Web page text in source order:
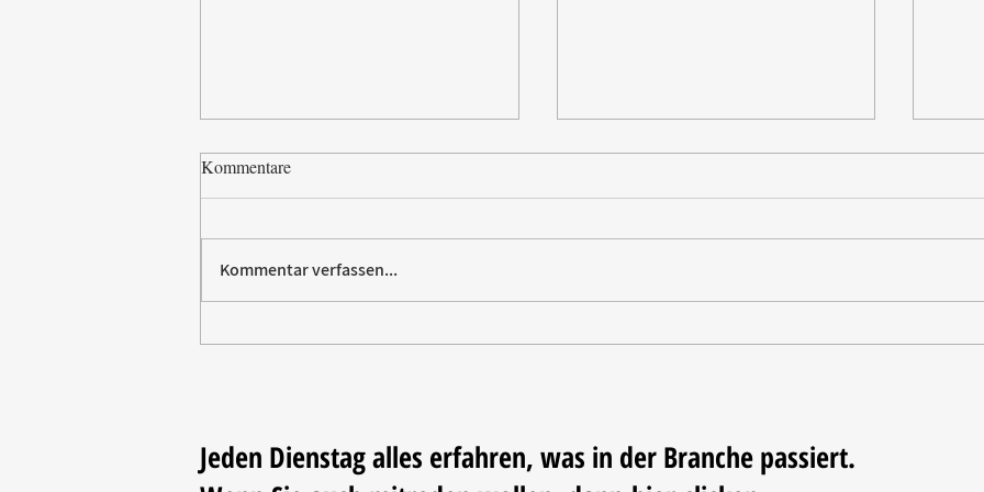
Kommentare
Kommentar verfassen...
Jeden Dienstag alles erfahren, was in der Branche passiert.